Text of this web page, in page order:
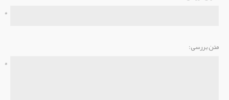
*
متن بررسی:
*